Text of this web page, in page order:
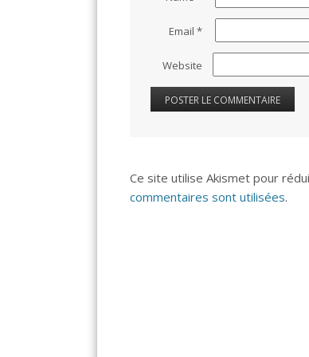
Email*
Website
Ce site utilise Akismet pour
commentaires sont utilisées.